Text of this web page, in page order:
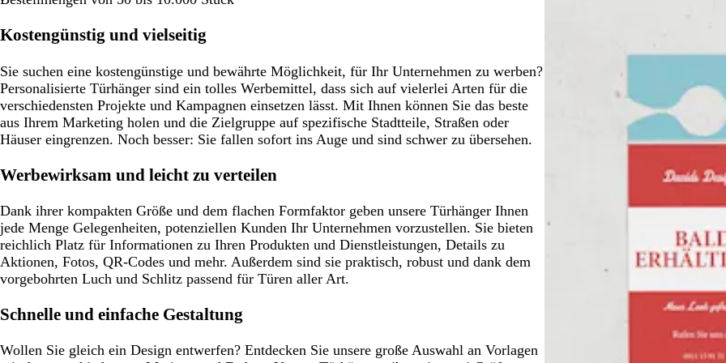
a
naa
Kostengünstig und vielseitig
Sie suchen eine kostengünstige und bewährte Möglichkeit, für Ihr Unternehmen zu werben?
Personalisierte Türhänger sind ein tolles Werbemittel, dass sich auf vielerlei Arten für die
verschiedensten Projekte und Kampagnen einsetzen lässt. Mit Ihnen können Sie das beste
aus Ihrem Marketing holen und die Zielgruppe auf spezifische Stadtteile, Straßen oder
Häuser eingrenzen. Noch besser: Sie fallen sofort ins Auge und sind schwer zu übersehen.
Werbewirksam und leicht zu verteilen
Dank ihrer kompakten Größe und dem flachen Formfaktor geben unsere Türhänger Ihnen
jede Menge Gelegenheiten, potenziellen Kunden Ihr Unternehmen vorzustellen. Sie bieten
reichlich Platz für Informationen zu Ihren Produkten und Dienstleistungen, Details zu
Aktionen, Fotos, QR-Codes und mehr. Außerdem sind sie praktisch, robust und dank dem
vorgebohrten Luch und Schlitz passend für Türen aller Art.
Schnelle und einfache Gestaltung
Wollen Sie gleich ein Design entwerfen? Entdecken Sie unsere große Auswahl an Vorlagen